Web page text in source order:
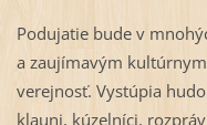
Podujatie bude v
a zaujímavým
verejnosť. Vystúpia
klauni, kúzelníci,